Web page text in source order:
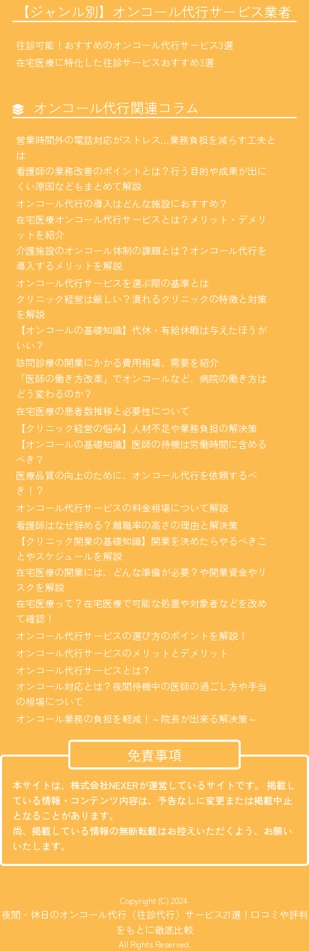
【ジャンル別】オンコール代行サービス業者
往診可能！おすすめのオンコール代行サービス3選
在宅医療に特化した往診サービスおすすめ3選
オンコール代行関連コラム
営業時間外の電話対応がストレス…業務負担を減らす工夫と
は
看護師の業務改善のポイントとは？行う目的や成果が出に
くい原因などもまとめて解説
オンコール代行の導入はどんな施設におすすめ？
在宅医療オンコール代行サービスとは？メリット・デメリ
ットを紹介
介護施設のオンコール体制の課題とは？オンコール代行を
導入するメリットを解説
オンコール代行サービスを選ぶ際の基準とは
クリニック経営は厳しい？潰れるクリニックの特徴と対策
を解説
【オンコールの基礎知識】代休・有給休暇は与えたほうが
いい？
訪問診療の開業にかかる費用相場、需要を紹介
「医師の働き方改革」でオンコールなど、病院の働き方は
どう変わるのか？
在宅医療の患者数推移と必要性について
【クリニック経営の悩み】人材不足や業務負担の解決策
【オンコールの基礎知識】医師の待機は労働時間に含める
べき？
医療品質の向上のために、オンコール代行を依頼するべ
き！？
オンコール代行サービスの料金相場について解説
看護師はなぜ辞める？離職率の高さの理由と解決策
【クリニック開業の基礎知識】開業を決めたらやるべきこ
とやスケジュールを解説
在宅医療の開業には、どんな準備が必要？や開業資金やリ
スクを解説
在宅医療って？在宅医療で可能な処置や対象者などを改め
て確認！
オンコール代行サービスの選び方のポイントを解説！
オンコール代行サービスのメリットとデメリット
オンコール代行サービスとは？
オンコール対応とは？夜間待機中の医師の過ごし方や手当
の相場について
オンコール業務の負担を軽減！～院長が出来る解決策～
免責事項
本サイトは、株式会社NEXERが運営しているサイトです。 掲載し
ている情報・コンテンツ内容は、予告なしに変更または掲載中止
となることがあります。
尚、掲載している情報の無断転載はお控えいただくよう、お願い
いたします。
Copyright (C) 2024
夜間・休日のオンコール代行（往診代行）サービス21選！口コミや評判
をもとに徹底比較
All Rights Reserved.